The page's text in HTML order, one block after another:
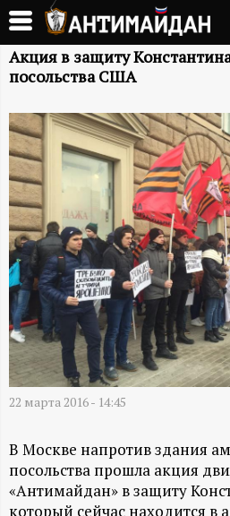
Перейти
основному
содержанию
А
Т
И
М
А
Й
Д
А
Н
-
Акция в защиту
посольства США
22 марта 2016 - 14:45
В Москве напротив здания
посольства прошла акция
«Антимайдан» в защиту
который сейчас находится в